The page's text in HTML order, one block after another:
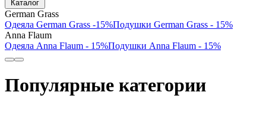
Каталог
German Grass
Одеяла German Grass -15%Подушки German Grass - 15%
Anna Flaum
Одеяла Anna Flaum - 15%Подушки Anna Flaum - 15%
Популярные категории